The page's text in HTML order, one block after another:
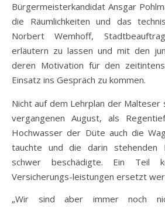
Bürgermeisterkandidat Ansgar
die Räumlichkeiten und das
Norbert Wemhoff,
erläutern zu lassen und mit den
deren Motivation für den
Einsatz ins Gespräch zu kommen.
Nicht auf dem Lehrplan der Malteser
vergangenen August, als
Hochwasser der Düte auch die
tauchte und die darin stehenden
schwer beschädigte. Ein Teil
Versicherungs-leistungen ersetzt
„Wir sind aber immer noch